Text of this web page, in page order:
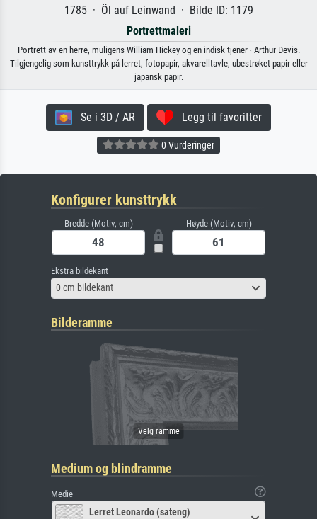
1785 · Öl auf Leinwand · Bilde ID: 1179
Portrettmaleri
Portrett av en herre, muligens William Hickey og en indisk tjener · Arthur Devis.
Tilgjengelig som kunsttrykk på lerret, fotopapir, akvarelltavle, ubestrøket papir eller
japansk papir.
Se i 3D / AR Legg til favoritter
0 Vurderinger
Konfigurer kunsttrykk
Bredde (Motiv, cm) Høyde (Motiv, cm)
Ekstra bildekant
0 cm bildekant
Bilderamme
Medium og blindramme
Medie
Lerret Leonardo (sateng)